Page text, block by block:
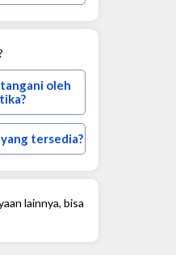
oleh
tersedia?
lainnya, bisa